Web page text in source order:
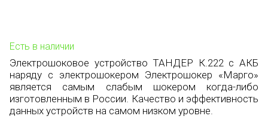
Есть в наличии
Электрошоковое устройство ТАНДЕР К.222 с АКБ
наряду с электрошокером Электрошокер «Марго»
является самым слабым шокером когда-либо
изготовленным в России. Качество и эффективность
данных устройств на самом низком уровне.